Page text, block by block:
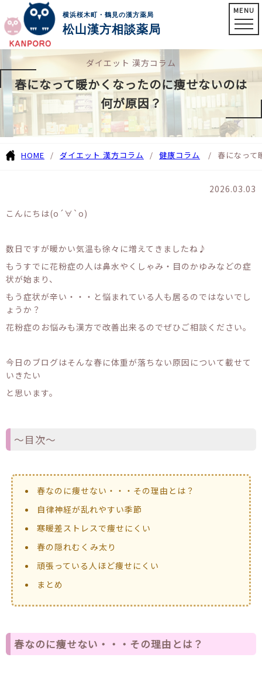
横浜桜木町・鶴見の漢方薬局
松山漢方相談薬局
MENU
ダイエット 漢方コラム
春になって暖かくなったのに痩せないのは
何が原因？
HOME ダイエット 漢方コラム 健康コラム 春になって
2026.03.03
こんにちは(о´∀`о)
数日ですが暖かい気温も徐々に増えてきましたね♪
もうすでに花粉症の人は鼻水やくしゃみ・目のかゆみなどの症
状が始まり、
もう症状が辛い・・・と悩まれている人も居るのではないでし
ょうか？
花粉症のお悩みも漢方で改善出来るのでぜひご相談ください。
今日のブログはそんな春に体重が落ちない原因について載せて
いきたい
と思います。
〜目次〜
春なのに痩せない・・・その理由とは？
自律神経が乱れやすい季節
寒暖差ストレスで痩せにくい
春の隠れむくみ太り
頑張っている人ほど痩せにくい
まとめ
春なのに痩せない・・・その理由とは？